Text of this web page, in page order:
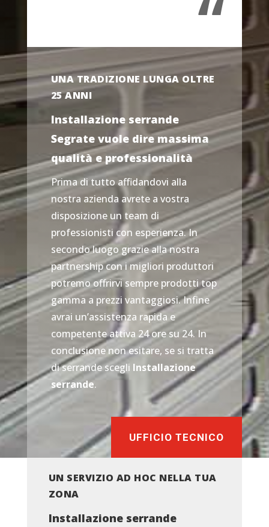
“
UNA TRADIZIONE LUNGA OLTRE
25 ANNI
Installazione serrande
Segrate vuole dire massima
qualità e professionalità
Prima di tutto affidandovi alla
nostra azienda avrete a vostra
disposizione un team di
professionisti con esperienza. In
secondo luogo grazie alla nostra
partnership con i migliori produttori
potremo offrirvi sempre prodotti top
gamma a prezzi vantaggiosi. Infine
avrai un’assistenza rapida e
competente attiva 24 ore su 24. In
conclusione non esitare, se si tratta
di serrande scegli Installazione
serrande.
UFFICIO TECNICO
UN SERVIZIO AD HOC NELLA TUA
ZONA
Installazione serrande